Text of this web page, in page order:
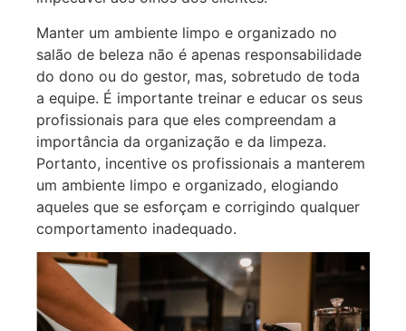
Manter um ambiente limpo e organizado no
salão de beleza não é apenas responsabilidade
do dono ou do gestor, mas, sobretudo de toda
a equipe. É importante treinar e educar os seus
profissionais para que eles compreendam a
importância da organização e da limpeza.
Portanto, incentive os profissionais a manterem
um ambiente limpo e organizado, elogiando
aqueles que se esforçam e corrigindo qualquer
comportamento inadequado.